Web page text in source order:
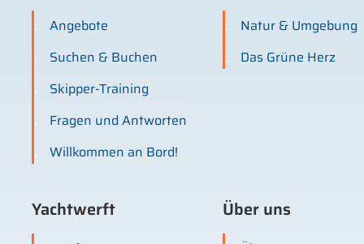
Angebote
Suchen & Buchen
Skipper-Training
Fragen und Antworten
Willkommen an Bord!
Natur & Umgebung
Das Grüne Herz
Yachtwerft Über uns